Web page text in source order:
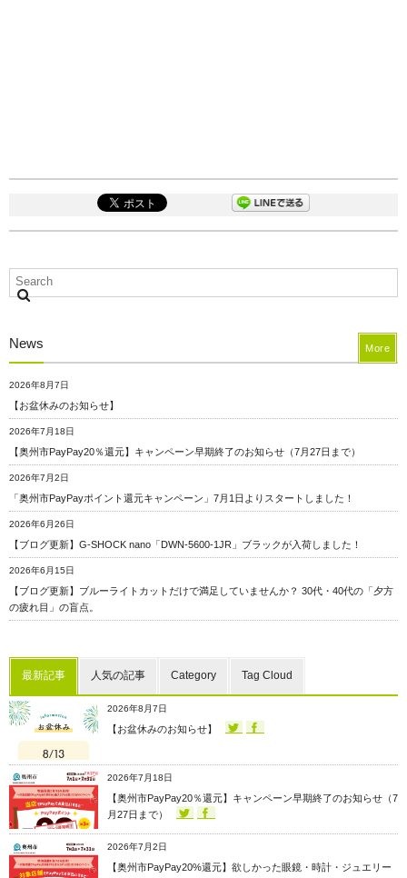
News
2026年8月7日
【お盆休みのお知らせ】
2026年7月18日
【奥州市PayPay20％還元】キャンペーン早期終了のお知らせ（7月27日まで）
2026年7月2日
「奥州市PayPayポイント還元キャンペーン」7月1日よりスタートしました！
2026年6月26日
【ブログ更新】G-SHOCK nano「DWN-5600-1JR」ブラックが入荷しました！
2026年6月15日
【ブログ更新】ブルーライトカットだけで満足していませんか？ 30代・40代の「夕方
の疲れ目」の盲点。
More
最新記事 人気の記事 Category Tag Cloud
2026年8月7日
【お盆休みのお知らせ】
2026年7月18日
【奥州市PayPay20％還元】キャンペーン早期終了のお知らせ（7
月27日まで）
2026年7月2日
【奥州市PayPay20%還元】欲しかった眼鏡・時計・ジュエリー